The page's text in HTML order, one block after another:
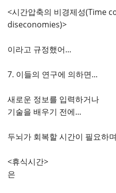
<시간압축의 비경제성(Time
diseconomies)>
이라고 규정했어...
7. 이들의 연구에 의하면...
새로운 정보를 입력하거나
기술을 배우기 전에...
두뇌가 회복할 시간이 필요하
<휴식시간>
은